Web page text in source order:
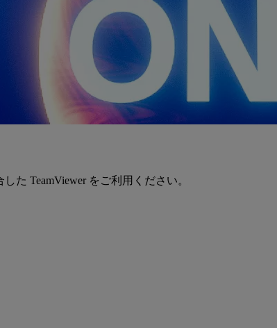
た TeamViewer をご利用ください。